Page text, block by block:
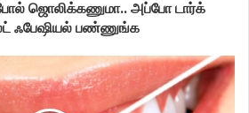
ஜொலிக்கணுமா.. அப்போ டார்க்
ஃபேஷியல் பண்ணுங்க